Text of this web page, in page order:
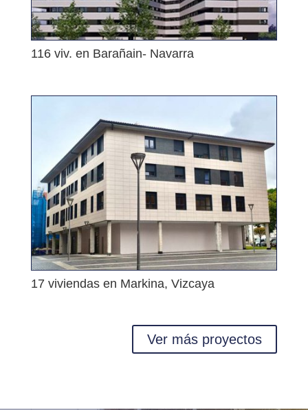
116 viv. en Barañain- Navarra
17 viviendas en Markina, Vizcaya
Ver más proyectos